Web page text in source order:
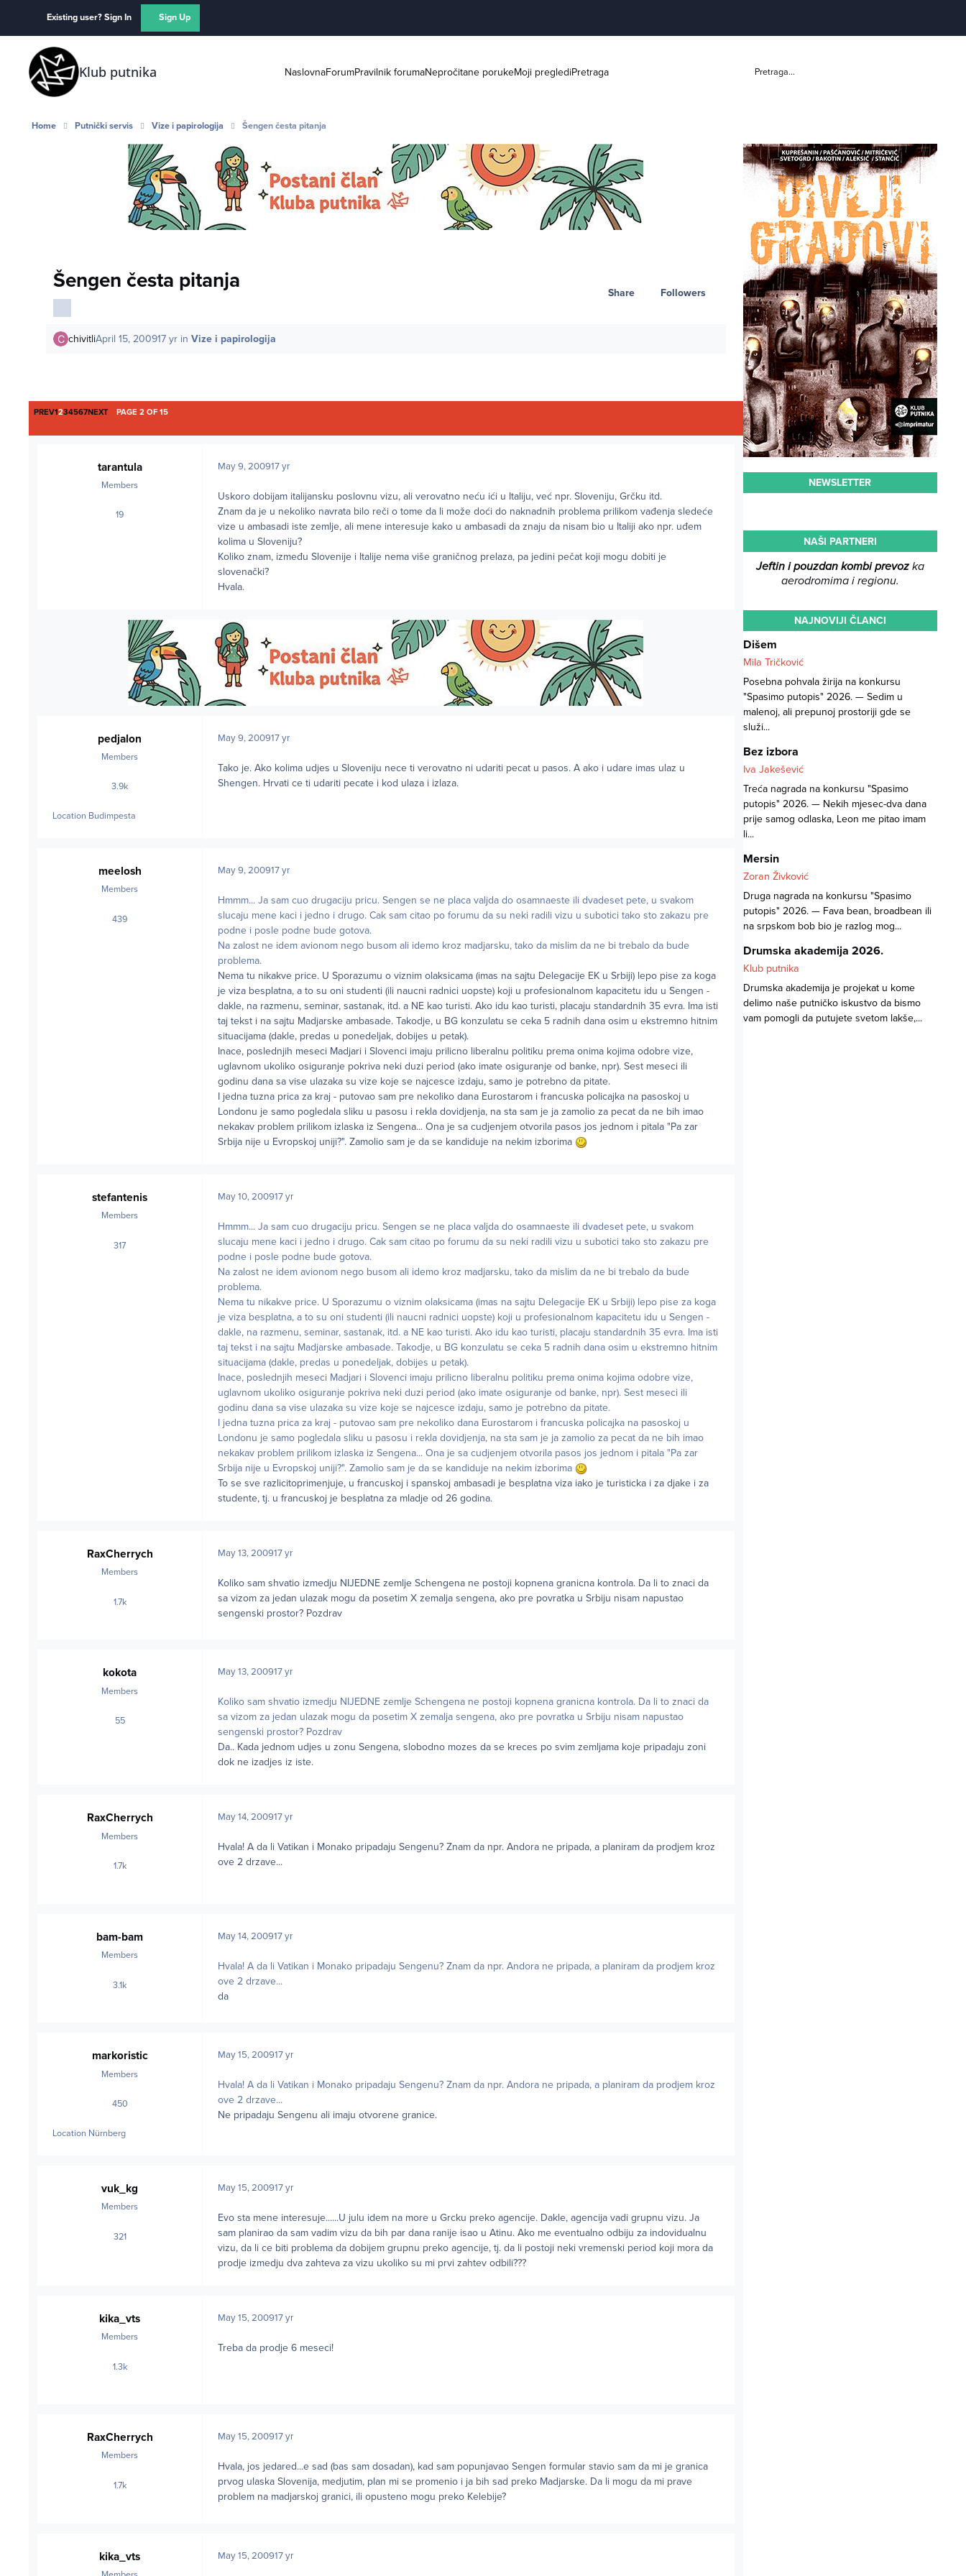
Existing user? Sign In Sign Up
Klub putnika NaslovnaForumPravilnik forumaNepročitane porukeMoji preglediPretraga Pretraga...
Home Putnički servis Vize i papirologija Šengen česta pitanja
Šengen česta pitanja
Share Followers
chivitliApril 15, 200917 yrin Vize i papirologija
FIRST PAGE
PREV1234567NEXTLAST PAGE
PAGE 2 OF 15
tarantula
Members
19posts
May 9, 200917 yr
Uskoro dobijam italijansku poslovnu vizu, ali verovatno neću ići u Italiju, već npr. Sloveniju, Grčku itd.
Znam da je u nekoliko navrata bilo reči o tome da li može doći do naknadnih problema prilikom vađenja sledeće
vize u ambasadi iste zemlje, ali mene interesuje kako u ambasadi da znaju da nisam bio u Italiji ako npr. uđem
kolima u Sloveniju?
Koliko znam, između Slovenije i Italije nema više graničnog prelaza, pa jedini pečat koji mogu dobiti je
slovenački?
Hvala.
pedjalon
Members
3.9kposts
Location Budimpesta
May 9, 200917 yr
Tako je. Ako kolima udjes u Sloveniju nece ti verovatno ni udariti pecat u pasos. A ako i udare imas ulaz u
Shengen. Hrvati ce ti udariti pecate i kod ulaza i izlaza.
meelosh
Members
439posts
May 9, 200917 yr
Hmmm... Ja sam cuo drugaciju pricu. Sengen se ne placa valjda do osamnaeste ili dvadeset pete, u svakom
slucaju mene kaci i jedno i drugo. Cak sam citao po forumu da su neki radili vizu u subotici tako sto zakazu pre
podne i posle podne bude gotova.
Na zalost ne idem avionom nego busom ali idemo kroz madjarsku, tako da mislim da ne bi trebalo da bude
problema.
Nema tu nikakve price. U Sporazumu o viznim olaksicama (imas na sajtu Delegacije EK u Srbiji) lepo pise za koga
je viza besplatna, a to su oni studenti (ili naucni radnici uopste) koji u profesionalnom kapacitetu idu u Sengen -
dakle, na razmenu, seminar, sastanak, itd. a NE kao turisti. Ako idu kao turisti, placaju standardnih 35 evra. Ima isti
taj tekst i na sajtu Madjarske ambasade. Takodje, u BG konzulatu se ceka 5 radnih dana osim u ekstremno hitnim
situacijama (dakle, predas u ponedeljak, dobijes u petak).
Inace, poslednjih meseci Madjari i Slovenci imaju prilicno liberalnu politiku prema onima kojima odobre vize,
uglavnom ukoliko osiguranje pokriva neki duzi period (ako imate osiguranje od banke, npr). Sest meseci ili
godinu dana sa vise ulazaka su vize koje se najcesce izdaju, samo je potrebno da pitate.
I jedna tuzna prica za kraj - putovao sam pre nekoliko dana Eurostarom i francuska policajka na pasoskoj u
Londonu je samo pogledala sliku u pasosu i rekla dovidjenja, na sta sam je ja zamolio za pecat da ne bih imao
nekakav problem prilikom izlaska iz Sengena... Ona je sa cudjenjem otvorila pasos jos jednom i pitala "Pa zar
Srbija nije u Evropskoj uniji?". Zamolio sam je da se kandiduje na nekim izborima
stefantenis
Members
317posts
May 10, 200917 yr
Hmmm... Ja sam cuo drugaciju pricu. Sengen se ne placa valjda do osamnaeste ili dvadeset pete, u svakom
slucaju mene kaci i jedno i drugo. Cak sam citao po forumu da su neki radili vizu u subotici tako sto zakazu pre
podne i posle podne bude gotova.
Na zalost ne idem avionom nego busom ali idemo kroz madjarsku, tako da mislim da ne bi trebalo da bude
problema.
Nema tu nikakve price. U Sporazumu o viznim olaksicama (imas na sajtu Delegacije EK u Srbiji) lepo pise za koga
je viza besplatna, a to su oni studenti (ili naucni radnici uopste) koji u profesionalnom kapacitetu idu u Sengen -
dakle, na razmenu, seminar, sastanak, itd. a NE kao turisti. Ako idu kao turisti, placaju standardnih 35 evra. Ima isti
taj tekst i na sajtu Madjarske ambasade. Takodje, u BG konzulatu se ceka 5 radnih dana osim u ekstremno hitnim
situacijama (dakle, predas u ponedeljak, dobijes u petak).
Inace, poslednjih meseci Madjari i Slovenci imaju prilicno liberalnu politiku prema onima kojima odobre vize,
uglavnom ukoliko osiguranje pokriva neki duzi period (ako imate osiguranje od banke, npr). Sest meseci ili
godinu dana sa vise ulazaka su vize koje se najcesce izdaju, samo je potrebno da pitate.
I jedna tuzna prica za kraj - putovao sam pre nekoliko dana Eurostarom i francuska policajka na pasoskoj u
Londonu je samo pogledala sliku u pasosu i rekla dovidjenja, na sta sam je ja zamolio za pecat da ne bih imao
nekakav problem prilikom izlaska iz Sengena... Ona je sa cudjenjem otvorila pasos jos jednom i pitala "Pa zar
Srbija nije u Evropskoj uniji?". Zamolio sam je da se kandiduje na nekim izborima
To se sve razlicitoprimenjuje, u francuskoj i spanskoj ambasadi je besplatna viza iako je turisticka i za djake i za
studente, tj. u francuskoj je besplatna za mladje od 26 godina.
RaxCherrych
Members
1.7kposts
May 13, 200917 yr
Koliko sam shvatio izmedju NIJEDNE zemlje Schengena ne postoji kopnena granicna kontrola. Da li to znaci da
sa vizom za jedan ulazak mogu da posetim X zemalja sengena, ako pre povratka u Srbiju nisam napustao
sengenski prostor? Pozdrav
kokota
Members
55
posts
May 13, 200917 yr
Koliko sam shvatio izmedju NIJEDNE zemlje Schengena ne postoji kopnena granicna kontrola. Da li to znaci da
sa vizom za jedan ulazak mogu da posetim X zemalja sengena, ako pre povratka u Srbiju nisam napustao
sengenski prostor? Pozdrav
Da.. Kada jednom udjes u zonu Sengena, slobodno mozes da se kreces po svim zemljama koje pripadaju zoni
dok ne izadjes iz iste.
RaxCherrych
Members
1.7kposts
May 14, 200917 yr
Hvala! A da li Vatikan i Monako pripadaju Sengenu? Znam da npr. Andora ne pripada, a planiram da prodjem kroz
ove 2 drzave...
bam-bam
Members
3.1kposts
May 14, 200917 yr
Hvala! A da li Vatikan i Monako pripadaju Sengenu? Znam da npr. Andora ne pripada, a planiram da prodjem kroz
ove 2 drzave...
da
markoristic
Members
450posts
Location Nürnberg
May 15, 200917 yr
Hvala! A da li Vatikan i Monako pripadaju Sengenu? Znam da npr. Andora ne pripada, a planiram da prodjem kroz
ove 2 drzave...
Ne pripadaju Sengenu ali imaju otvorene granice.
vuk_kg
Members
321posts
May 15, 200917 yr
Evo sta mene interesuje......U julu idem na more u Grcku preko agencije. Dakle, agencija vadi grupnu vizu. Ja
sam planirao da sam vadim vizu da bih par dana ranije isao u Atinu. Ako me eventualno odbiju za indovidualnu
vizu, da li ce biti problema da dobijem grupnu preko agencije, tj. da li postoji neki vremenski period koji mora da
prodje izmedju dva zahteva za vizu ukoliko su mi prvi zahtev odbili???
kika_vts
Members
1.3kposts
May 15, 200917 yr
Treba da prodje 6 meseci!
RaxCherrych
Members
1.7kposts
May 15, 200917 yr
Hvala, jos jedared...e sad (bas sam dosadan), kad sam popunjavao Sengen formular stavio sam da mi je granica
prvog ulaska Slovenija, medjutim, plan mi se promenio i ja bih sad preko Madjarske. Da li mogu da mi prave
problem na madjarskoj granici, ili opusteno mogu preko Kelebije?
kika_vts May 15, 200917 yr
NEWSLETTER
NAŠI PARTNERI
Jeftin i pouzdan kombi prevozka
aerodromima i regionu.
NAJNOVIJI ČLANCI
Dišem
Mila Tričković
Posebna pohvala žirija na konkursu
"Spasimo putopis" 2026. — Sedim u
malenoj, ali prepunoj prostoriji gde se
služi...
Bez izbora
Iva Jakešević
Treća nagrada na konkursu "Spasimo
putopis" 2026. — Nekih mjesec-dva dana
prije samog odlaska, Leon me pitao imam
li...
Mersin
Zoran Živković
Druga nagrada na konkursu "Spasimo
putopis" 2026. — Fava bean, broadbean ili
na srpskom bob bio je razlog mog...
Drumska akademija 2026.
Klub putnika
Drumska akademija je projekat u kome
delimo naše putničko iskustvo da bismo
vam pomogli da putujete svetom lakše,...